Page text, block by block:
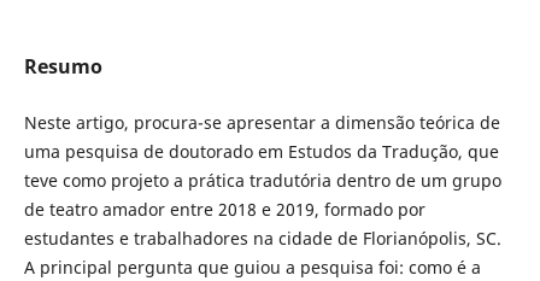
Resumo
Neste artigo, procura-se apresentar a dimensão teórica de
uma pesquisa de doutorado em Estudos da Tradução, que
teve como projeto a prática tradutória dentro de um grupo
de teatro amador entre 2018 e 2019, formado por
estudantes e trabalhadores na cidade de Florianópolis, SC.
A principal pergunta que guiou a pesquisa foi: como é a